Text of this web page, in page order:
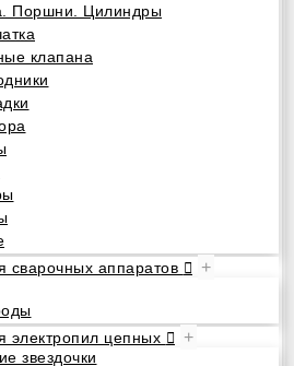
Поршни. Цилиндры
клапана
сварочных аппаратов
+
электропил цепных
+
звездочки